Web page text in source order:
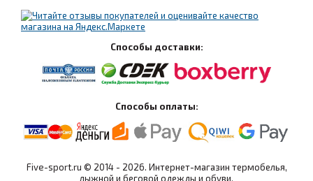
Способы доставки:
Способы оплаты:
Five-sport.ru © 2014 - 2026. Интернет-магазин термобелья,
лыжной и беговой одежды и обуви.